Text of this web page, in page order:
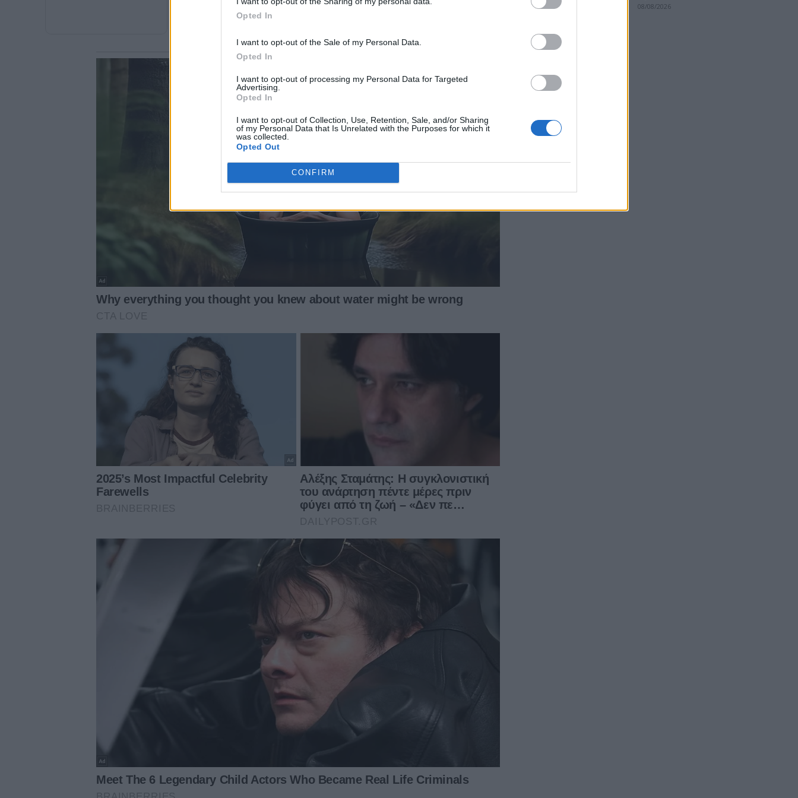
Opted In
I want to opt-out of the Sale of my Personal Data.
Opted In
I want to opt-out of processing my Personal Data for Targeted
Advertising.
Opted In
I want to opt-out of Collection, Use, Retention, Sale, and/or Sharing
of my Personal Data that Is Unrelated with the Purposes for which it
was collected.
Opted Out
CONFIRM
στο παλαιό Νοσοκομείο και
08/08/2026